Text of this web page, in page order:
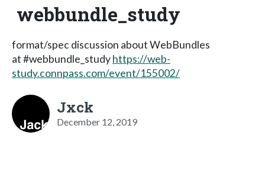
webbundle_study
format/spec discussion about WebBundles
at #webbundle_studyhttps://web-
study.connpass.com/event/155002/
Jxck
December 12, 2019